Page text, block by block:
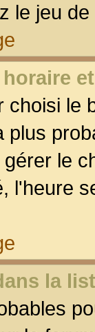
le jeu
le
plus
le
l'heure
la